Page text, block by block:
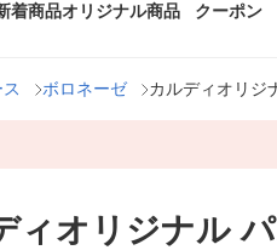
着商品オリジナル商品 クーポン
ボロネーゼ カルディオリジ
ィオリジナル